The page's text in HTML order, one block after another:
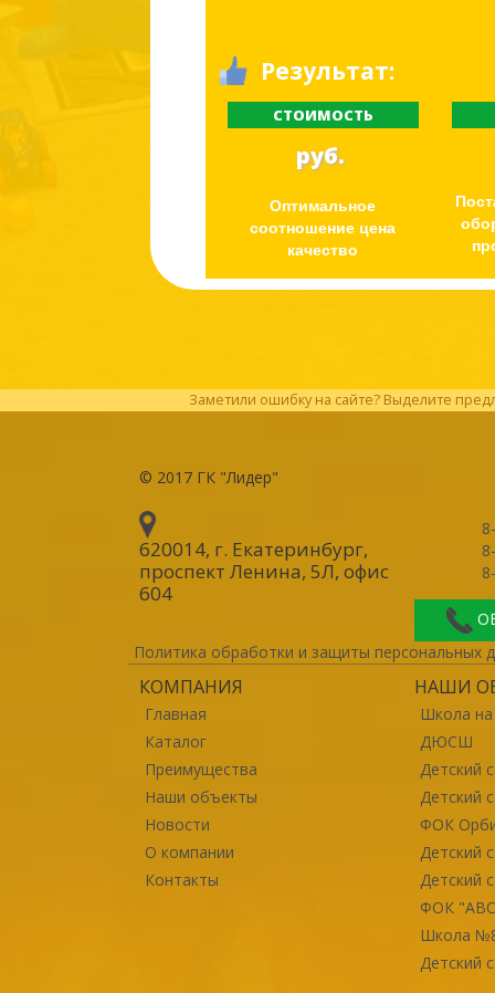
Результат:
СТОИМОСТЬ
руб.
Оптимальное
соотношение цена
качество
Заметили ошибку на сайте? Выделите
© 2017 ГК "Лидер"
620014, г. Екатеринбург,
проспект Ленина, 5Л, офис
604
Политика обработки и защиты персональных
КОМПАНИЯ
Главная
Каталог
Преимущества
Наши объекты
Новости
О компании
Контакты
НАШИ
Школа
ДЮСШ
Детский
Детский
ФОК
Детский
Детский
ФОК
Школа
Детский